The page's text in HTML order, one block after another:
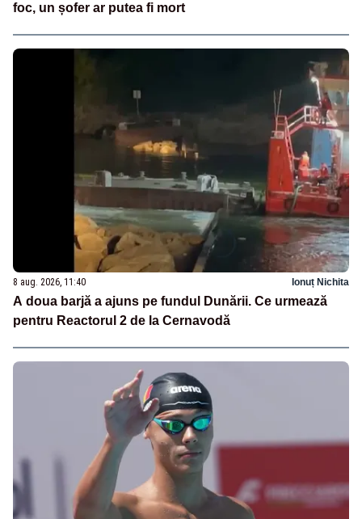
foc, un șofer ar putea fi mort
8 aug. 2026, 11:40 Ionuț Nichita
A doua barjă a ajuns pe fundul Dunării. Ce urmează
pentru Reactorul 2 de la Cernavodă